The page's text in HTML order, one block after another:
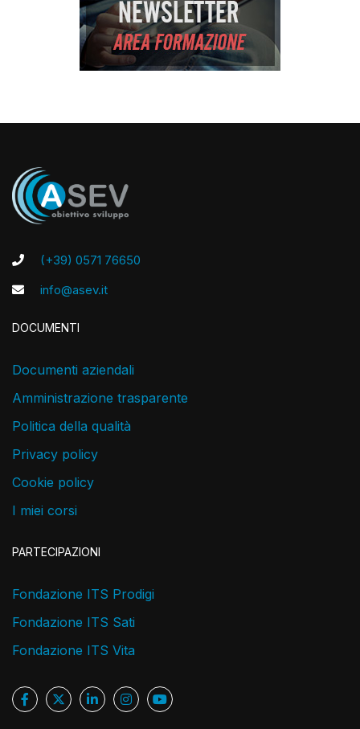
(+39) 0571 76650
info@asev.it
DOCUMENTI
Documenti aziendali
Amministrazione trasparente
Politica della qualità
Privacy policy
Cookie policy
I miei corsi
PARTECIPAZIONI
Fondazione ITS Prodigi
Fondazione ITS Sati
Fondazione ITS Vita